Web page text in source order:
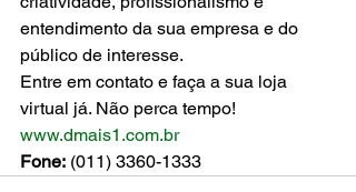
entendimento da sua empresa e do
público de interesse.
Entre em contato e faça a sua loja
virtual já. Não perca tempo!
www.dmais1.com.br
Fone: (011) 3360-1333